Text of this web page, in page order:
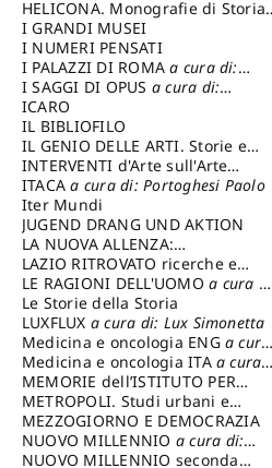
“Giuseppe Tucci”
HELICONA. Monografie di Storia
dell'Artea cura di: Gallo Marco
I GRANDI MUSEI
I NUMERI PENSATI
I PALAZZI DI ROMAa cura di:
Ippoliti Alessandro
I SAGGI DI OPUS a cura di:
Scalesse Tommaso
ICARO
IL BIBLIOFILO
IL GENIO DELLE ARTI. Storie e
interpretazione
INTERVENTI d'Arte sull'Arte
dedicata alla cultura della
conservazione d’arte
Fondazione Paola Droghetti onlus
ITACAa cura di: Portoghesi Paolo
Iter Mundi
JUGEND DRANG UND AKTION
LA NUOVA ALLENZA:
ARCHITETTURA & AMBIENTE
LAZIO RITROVATO ricerche e
restauri
LE RAGIONI DELL'UOMOa cura di:
Lombardi Satriani Luigi
Le Storie della Storia
LUXFLUX a cura di: Lux Simonetta
Medicina e oncologia ENG a cura
di: Lopez Massimo
Medicina e oncologia ITA a cura
di: Lopez Massimo
MEMORIE dell’ISTITUTO PER
STORIA DEL RISORGIMENTO
METROPOLI. Studi urbani e
regionali
MEZZOGIORNO E DEMOCRAZIA
NUOVO MILLENNIO a cura di:
Capaldo Pellegrino
NUOVO MILLENNIO seconda